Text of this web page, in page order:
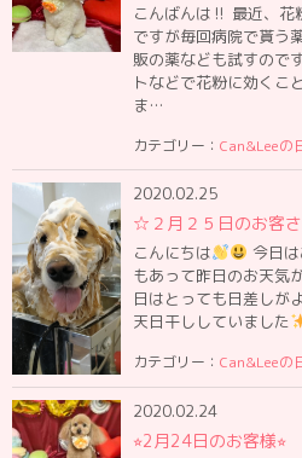
こんばんは‼︎ 最近、花
ですが毎回病院で貰う
販の薬なども試すので
トなどで花粉に効くこ
ま…
カテゴリー： Can&Leeの
2020.02.25
☆２月２５日のお客
こんにちは 今日
もあって昨日のお天気
日はとっても日差しが
天日干ししていました
カテゴリー： Can&Leeの
2020.02.24
⭐︎2月24日のお客様⭐︎